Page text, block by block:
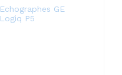
Echographes GE
Logiq P5